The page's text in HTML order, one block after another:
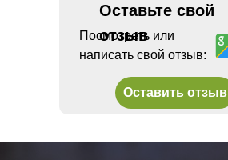
Посмотреть или
написать свой отзыв:
Оставьте свой
отзыв
Оставить отзыв